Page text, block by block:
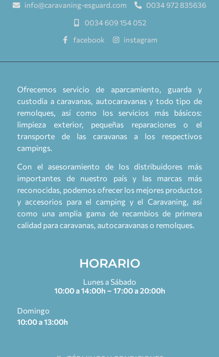
info@caravaning-esguard.com
0034 972 835636
0034 609 154 052
facebook
instagram
Ofrecemos servicio de aparcamiento, guarda y
custodia a caravanas, autocaravanas y todo tipo de
remolques, así como los servicios más básicos:
limpieza exterior, pequeñas reparaciones o el
transporte de las caravanas a los respectivos
campings.
Con el asesoramiento de los distribuidores más
importantes de nuestro país y las marcas más
reconocidas, podemos ofrecer los mejores productos
y accesorios para el camping y el Caravaning, así
como una amplia gama de recambios de primera
calidad para caravanas, autocaravanas o remolques.
HORARIO
Lunes a Sábado
10:00 a 14:00h – 17:00 a 20:00h
Domingo
10:00 a 13:00h